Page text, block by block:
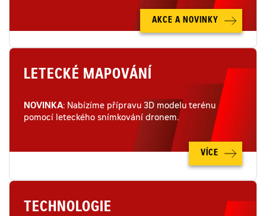
AKCE A NOVINKY
LETECKÉ MAPOVÁNÍ
NOVINKA: Nabízíme přípravu 3D modelu terénu
pomocí leteckého snímkování dronem.
VÍCE
TECHNOLOGIE